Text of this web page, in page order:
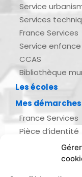
Service
Services
France Services
Service
CCAS
Bibliothèque
Les écoles
Mes démarches
France Services
Pièce d’identité
Demande